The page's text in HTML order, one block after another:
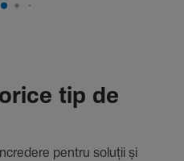
tip de
pentru soluții și